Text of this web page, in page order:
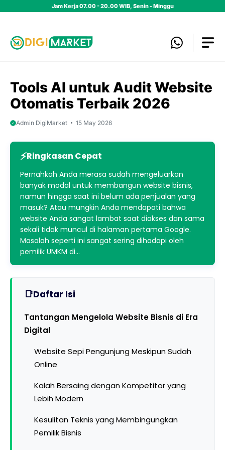
Jam Kerja 07.00 - 20.00 WIB, Senin - Minggu
Tools AI untuk Audit Website
Otomatis Terbaik 2026
Admin DigiMarket 15 May 2026
Ringkasan Cepat
Pernahkah Anda merasa sudah mengeluarkan
banyak modal untuk membangun website bisnis,
namun hingga saat ini belum ada penjualan yang
masuk? Atau mungkin Anda mendapati bahwa
website Anda sangat lambat saat diakses dan sama
sekali tidak muncul di halaman pertama Google.
Masalah seperti ini sangat sering dihadapi oleh
pemilik UMKM di…
Daftar Isi
Tantangan Mengelola Website Bisnis di Era
Digital
Website Sepi Pengunjung Meskipun Sudah
Online
Kalah Bersaing dengan Kompetitor yang
Lebih Modern
Kesulitan Teknis yang Membingungkan
Pemilik Bisnis